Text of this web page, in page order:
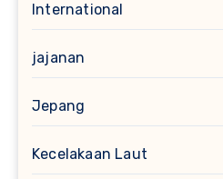
International
jajanan
Jepang
Kecelakaan Laut